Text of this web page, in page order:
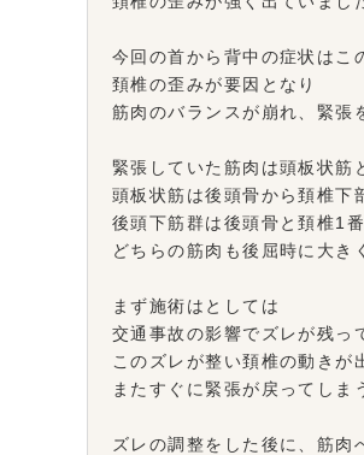
今回の首から背中の症状はこ
頚椎の歪みが要因となり
筋肉のバランスが崩れ、緊張
緊張していた筋肉は頭板状筋
頭板状筋は後頭骨から頚椎下
後頭下筋群は後頭骨と頚椎1
どちらの筋肉も後屈時に大き
まず施術はとしては
交通事故の影響でズレが残っ
このズレが整い頚椎の動きが
またすぐに緊張が戻ってしま
ズレの調整をした後に、筋肉